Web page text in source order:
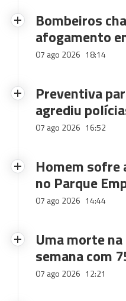
Bombeiros
afogamento
07 ago 2026 18:14
Preventiva
agrediu
07 ago 2026 16:52
Homem sofre
no Parque
07 ago 2026 14:44
Uma morte
semana com
07 ago 2026 12:21